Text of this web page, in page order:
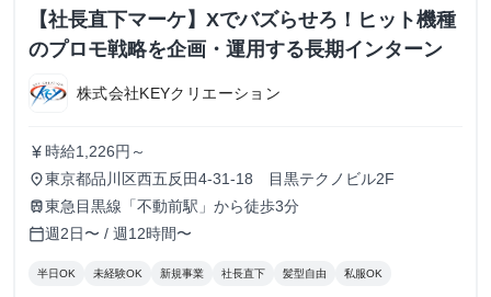
【社長直下マーケ】Xでバズらせろ！ヒット機種
のプロモ戦略を企画・運用する長期インターン
株式会社KEYクリエーション
currency_yen 時給1,226円～
place東京都品川区西五反田4-31-18 目黒テクノビル2F
train東急目黒線「不動前駅」から徒歩3分
calendar_today週2日〜 / 週12時間〜
半日OK 未経験OK 新規事業 社長直下 髪型自由 私服OK